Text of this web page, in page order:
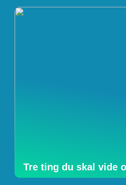
Tre ting du skal vide